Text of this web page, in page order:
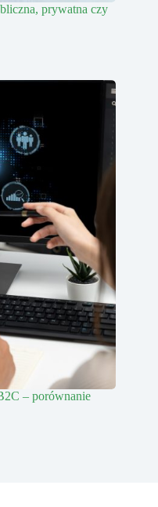
prywatna czy
– porównanie